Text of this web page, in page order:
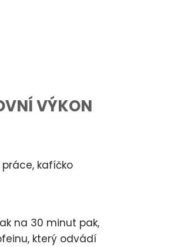
VÝKON
kafíčko
na 30 minut pak,
který odvádí